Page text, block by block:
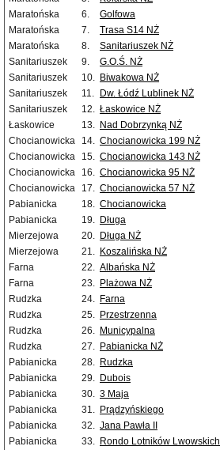
Maratońska
6. Golfowa
Maratońska
7. Trasa S14 NŻ
Maratońska
8. Sanitariuszek NŻ
Sanitariuszek
9. G.O.Ś. NŻ
Sanitariuszek
10. Biwakowa NŻ
Sanitariuszek
11.
Dw. Łódź Lublinek NŻ
Sanitariuszek
12. Łaskowice NŻ
Łaskowice
13. Nad Dobrzynką NŻ
Chocianowicka
14. Chocianowicka 199 NŻ
Chocianowicka
15. Chocianowicka 143 NŻ
Chocianowicka
16. Chocianowicka 95 NŻ
Chocianowicka
17. Chocianowicka 57 NŻ
Pabianicka
18. Chocianowicka
Pabianicka
19. Długa
Mierzejowa
20. Długa NŻ
Mierzejowa
21. Koszalińska NŻ
Farna
22. Albańska NŻ
Farna
23. Plażowa NŻ
Rudzka
24. Farna
Rudzka
25. Przestrzenna
Rudzka
26. Municypalna
Rudzka
27. Pabianicka NŻ
Pabianicka
28. Rudzka
Pabianicka
29. Dubois
Pabianicka
30. 3 Maja
Pabianicka
31. Prądzyńskiego
Pabianicka
32. Jana Pawła II
Pabianicka
33. Rondo Lotników Lwowskich